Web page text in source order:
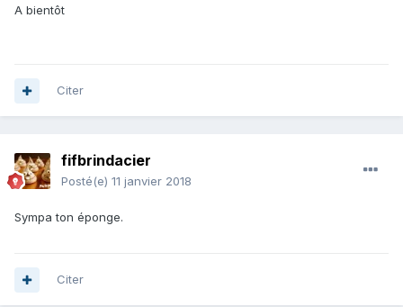
A bientôt
Citer
fifbrindacier
Posté(e) 11 janvier 2018
Sympa ton éponge.
Citer